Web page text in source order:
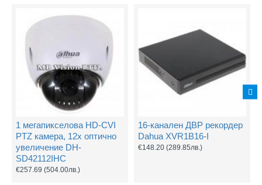
1 мегапикселова HD-CVI
PTZ камера, 12х оптично
увеличение DH-
SD42112IHC
€257.69 (504.00лв.)
16-канален ДВР рекордер
Dahua XVR1B16-I
€148.20 (289.85лв.)